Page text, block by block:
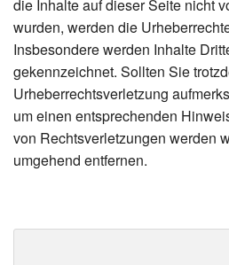
die Inhalte auf dieser Seite nicht
wurden, werden die
Insbesondere werden Inhalte
gekennzeichnet. Sollten Sie
Urheberrechtsverletzung
um einen entsprechenden
von Rechtsverletzungen werden
umgehend entfernen.